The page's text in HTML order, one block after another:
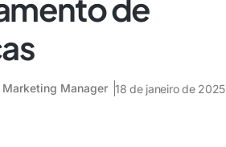
de
Marketing Manager 18 de janeiro de 2025